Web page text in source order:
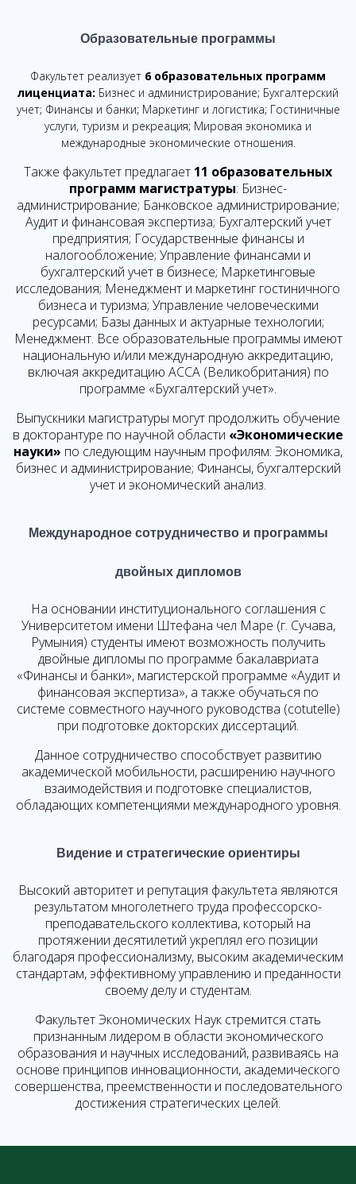
Образовательные программы
Факультет реализует 6 образовательных программ
лиценциата: Бизнес и администрирование; Бухгалтерский
учет; Финансы и банки; Маркетинг и логистика; Гостиничные
услуги, туризм и рекреация; Мировая экономика и
международные экономические отношения.
Также факультет предлагает 11 образовательных
программ магистратуры: Бизнес-
администрирование; Банковское администрирование;
Аудит и финансовая экспертиза; Бухгалтерский учет
предприятия; Государственные финансы и
налогообложение; Управление финансами и
бухгалтерский учет в бизнесе; Маркетинговые
исследования; Менеджмент и маркетинг гостиничного
бизнеса и туризма; Управление человеческими
ресурсами; Базы данных и актуарные технологии;
Менеджмент. Все образовательные программы имеют
национальную и/или международную аккредитацию,
включая аккредитацию ACCA (Великобритания) по
программе «Бухгалтерский учет».
Выпускники магистратуры могут продолжить обучение
в докторантуре по научной области «Экономические
науки» по следующим научным профилям: Экономика,
бизнес и администрирование; Финансы, бухгалтерский
учет и экономический анализ.
Международное сотрудничество и программы
двойных дипломов
На основании институционального соглашения с
Университетом имени Штефана чел Маре (г. Сучава,
Румыния) студенты имеют возможность получить
двойные дипломы по программе бакалавриата
«Финансы и банки», магистерской программе «Аудит и
финансовая экспертиза», а также обучаться по
системе совместного научного руководства (cotutelle)
при подготовке докторских диссертаций.
Данное сотрудничество способствует развитию
академической мобильности, расширению научного
взаимодействия и подготовке специалистов,
обладающих компетенциями международного уровня.
Видение и стратегические ориентиры
Высокий авторитет и репутация факультета являются
результатом многолетнего труда профессорско-
преподавательского коллектива, который на
протяжении десятилетий укреплял его позиции
благодаря профессионализму, высоким академическим
стандартам, эффективному управлению и преданности
своему делу и студентам.
Факультет Экономических Наук стремится стать
признанным лидером в области экономического
образования и научных исследований, развиваясь на
основе принципов инновационности, академического
совершенства, преемственности и последовательного
достижения стратегических целей.